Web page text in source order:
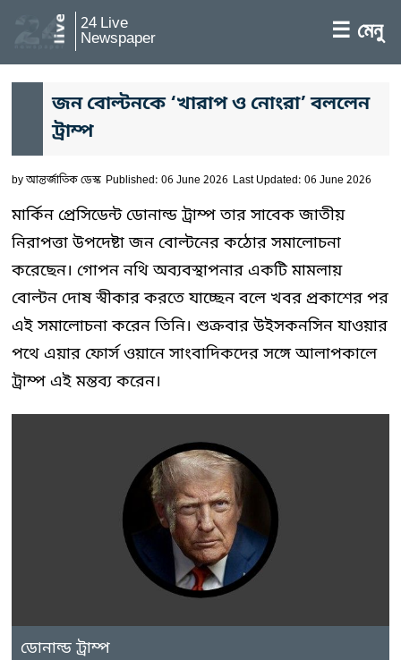
24 Live
Newspaper ☰ মেনু
জন বোল্টনকে ‘খারাপ ও নোংরা’ বললেন
ট্রাম্প
byআন্তর্জাতিক ডেস্ক Published: 06 June 2026 Last Updated: 06 June 2026
মার্কিন প্রেসিডেন্ট ডোনাল্ড ট্রাম্প তার সাবেক জাতীয়
নিরাপত্তা উপদেষ্টা জন বোল্টনের কঠোর সমালোচনা
করেছেন। গোপন নথি অব্যবস্থাপনার একটি মামলায়
বোল্টন দোষ স্বীকার করতে যাচ্ছেন বলে খবর প্রকাশের পর
এই সমালোচনা করেন তিনি। শুক্রবার উইসকনসিন যাওয়ার
পথে এয়ার ফোর্স ওয়ানে সাংবাদিকদের সঙ্গে আলাপকালে
ট্রাম্প এই মন্তব্য করেন।
ডোনাল্ড ট্রাম্প